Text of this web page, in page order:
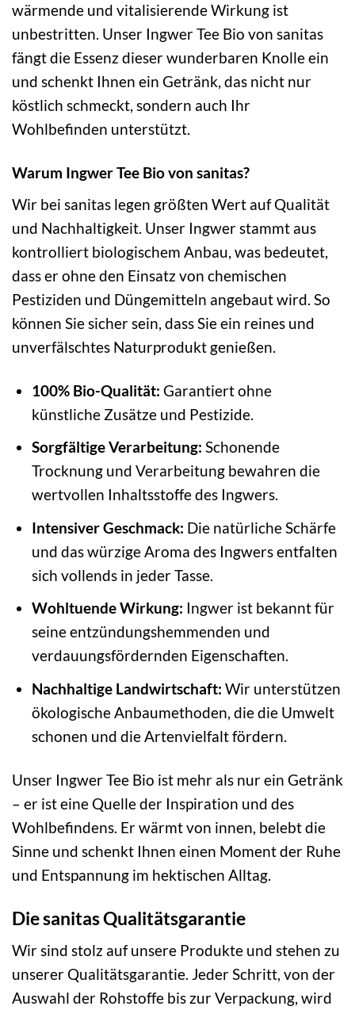
wärmende und vitalisierende Wirkung ist
unbestritten. Unser Ingwer Tee Bio von sanitas
fängt die Essenz dieser wunderbaren Knolle ein
und schenkt Ihnen ein Getränk, das nicht nur
köstlich schmeckt, sondern auch Ihr
Wohlbefinden unterstützt.
Warum Ingwer Tee Bio von sanitas?
Wir bei sanitas legen größten Wert auf Qualität
und Nachhaltigkeit. Unser Ingwer stammt aus
kontrolliert biologischem Anbau, was bedeutet,
dass er ohne den Einsatz von chemischen
Pestiziden und Düngemitteln angebaut wird. So
können Sie sicher sein, dass Sie ein reines und
unverfälschtes Naturprodukt genießen.
100% Bio-Qualität: Garantiert ohne
künstliche Zusätze und Pestizide.
Sorgfältige Verarbeitung: Schonende
Trocknung und Verarbeitung bewahren die
wertvollen Inhaltsstoffe des Ingwers.
Intensiver Geschmack: Die natürliche Schärfe
und das würzige Aroma des Ingwers entfalten
sich vollends in jeder Tasse.
Wohltuende Wirkung: Ingwer ist bekannt für
seine entzündungshemmenden und
verdauungsfördernden Eigenschaften.
Nachhaltige Landwirtschaft: Wir unterstützen
ökologische Anbaumethoden, die die Umwelt
schonen und die Artenvielfalt fördern.
Unser Ingwer Tee Bio ist mehr als nur ein Getränk
– er ist eine Quelle der Inspiration und des
Wohlbefindens. Er wärmt von innen, belebt die
Sinne und schenkt Ihnen einen Moment der Ruhe
und Entspannung im hektischen Alltag.
Die sanitas Qualitätsgarantie
Wir sind stolz auf unsere Produkte und stehen zu
unserer Qualitätsgarantie. Jeder Schritt, von der
Auswahl der Rohstoffe bis zur Verpackung, wird